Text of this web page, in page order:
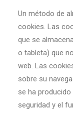
Un método de
cookies. Las
que se
o tableta) que
web. Las
sobre su
se ha
seguridad y el